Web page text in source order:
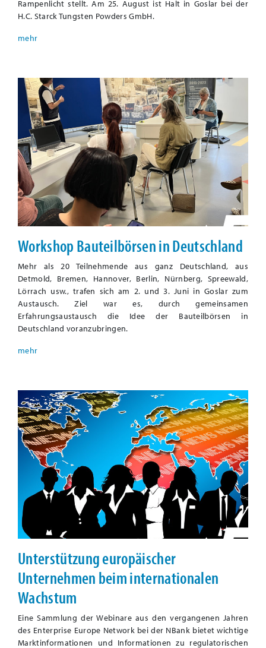
Rampenlicht stellt. Am 25. August ist Halt in Goslar bei der
H.C. Starck Tungsten Powders GmbH.
Workshop Bauteilbörsen in Deutschland
Mehr als 20 Teilnehmende aus ganz Deutschland, aus
Detmold, Bremen, Hannover, Berlin, Nürnberg, Spreewald,
Lörrach usw., trafen sich am 2. und 3. Juni in Goslar zum
Austausch. Ziel war es, durch gemeinsamen
Erfahrungsaustausch die Idee der Bauteilbörsen in
Deutschland voranzubringen.
Unterstützung europäischer
Unternehmen beim internationalen
Wachstum
Eine Sammlung der Webinare aus den vergangenen Jahren
des Enterprise Europe Network bei der NBank bietet wichtige
Marktinformationen und Informationen zu regulatorischen